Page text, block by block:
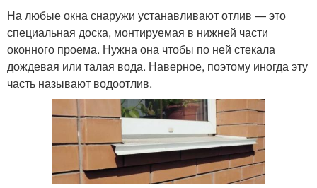
На любые окна снаружи устанавливают отлив — это
специальная доска, монтируемая в нижней части
оконного проема. Нужна она чтобы по ней стекала
дождевая или талая вода. Наверное, поэтому иногда эту
часть называют водоотлив.